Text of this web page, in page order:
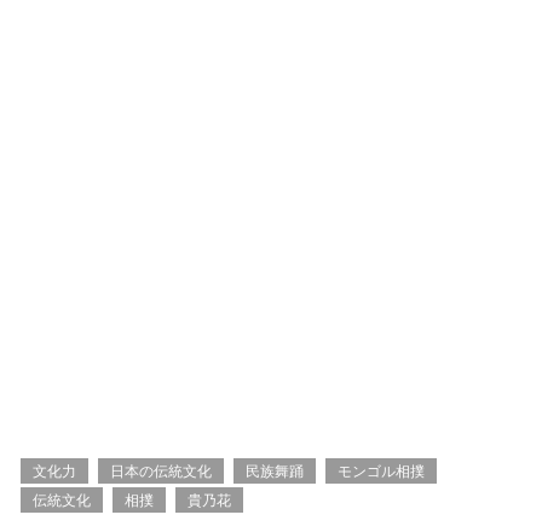
文化力 日本の伝統文化 民族舞踊
モンゴル相撲
伝統文化
相撲 貴乃花